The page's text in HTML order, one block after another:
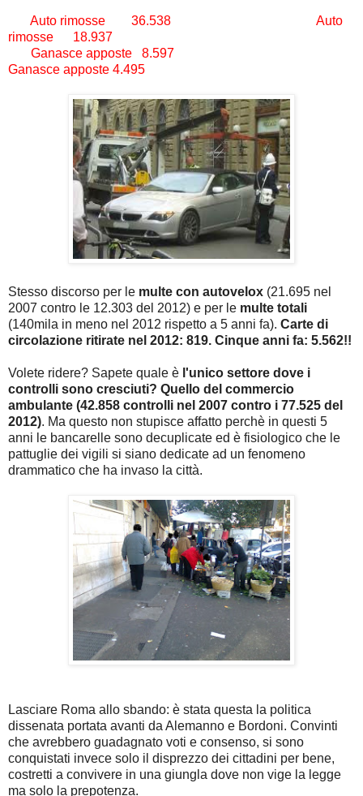
Auto rimosse 36.538 Auto
rimosse 18.937
Ganasce apposte 8.597
Ganasce apposte 4.495
Stesso discorso per le multe con autovelox (21.695 nel
2007 contro le 12.303 del 2012) e per le multe totali
(140mila in meno nel 2012 rispetto a 5 anni fa). Carte di
circolazione ritirate nel 2012: 819. Cinque anni fa: 5.562!!
Volete ridere? Sapete quale è l'unico settore dove i
controlli sono cresciuti? Quello del commercio
ambulante (42.858 controlli nel 2007 contro i 77.525 del
2012). Ma questo non stupisce affatto perchè in questi 5
anni le bancarelle sono decuplicate ed è fisiologico che le
pattuglie dei vigili si siano dedicate ad un fenomeno
drammatico che ha invaso la città.
Lasciare Roma allo sbando: è stata questa la politica
dissenata portata avanti da Alemanno e Bordoni. Convinti
che avrebbero guadagnato voti e consenso, si sono
conquistati invece solo il disprezzo dei cittadini per bene,
costretti a convivere in una giungla dove non vige la legge
ma solo la prepotenza.